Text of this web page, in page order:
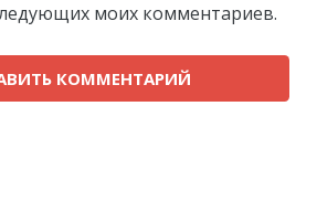
моих комментариев.